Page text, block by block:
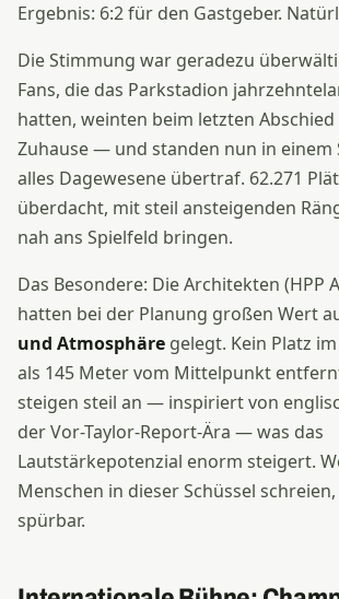
Ergebnis: 6:2 für den Gastgeber.
Die Stimmung war geradezu
Fans, die das Parkstadion
hatten, weinten beim letzten
Zuhause — und standen nun in einem
alles Dagewesene übertraf. 62.271
überdacht, mit steil ansteigenden
nah ans Spielfeld bringen.
Das Besondere: Die Architekten (HPP
hatten bei der Planung großen Wert
und Atmosphäre gelegt. Kein Platz
als 145 Meter vom Mittelpunkt
steigen steil an — inspiriert von
der Vor-Taylor-Report-Ära — was das
Lautstärkepotenzial enorm steigert.
Menschen in dieser Schüssel
spürbar.